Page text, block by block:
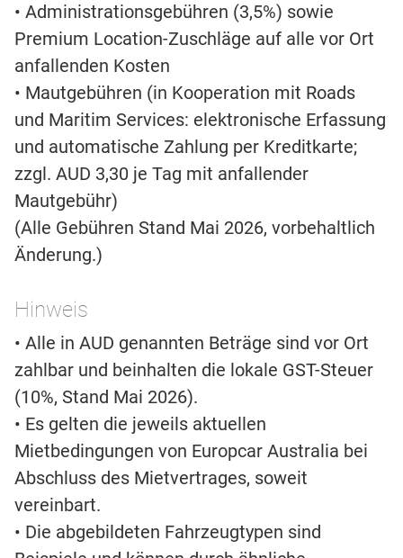
• Administrationsgebühren (3,5%) sowie
Premium Location-Zuschläge auf alle vor Ort
anfallenden Kosten
• Mautgebühren (in Kooperation mit Roads
und Maritim Services: elektronische Erfassung
und automatische Zahlung per Kreditkarte;
zzgl. AUD 3,30 je Tag mit anfallender
Mautgebühr)
(Alle Gebühren Stand Mai 2026, vorbehaltlich
Änderung.)
Hinweis
• Alle in AUD genannten Beträge sind vor Ort
zahlbar und beinhalten die lokale GST-Steuer
(10%, Stand Mai 2026).
• Es gelten die jeweils aktuellen
Mietbedingungen von Europcar Australia bei
Abschluss des Mietvertrages, soweit
vereinbart.
• Die abgebildeten Fahrzeugtypen sind